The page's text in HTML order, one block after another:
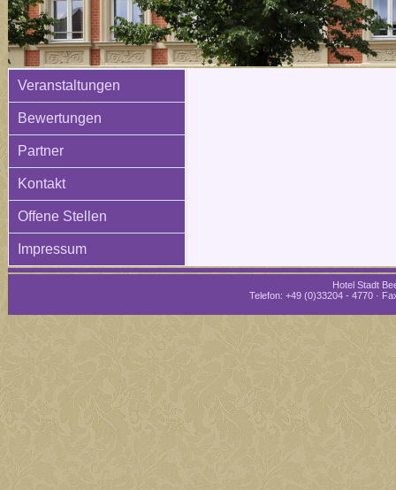
Veranstaltungen
Bewertungen
Partner
Kontakt
Offene Stellen
Impressum
Hotel Stadt
Telefon: +49 (0)33204 - 4770 ·